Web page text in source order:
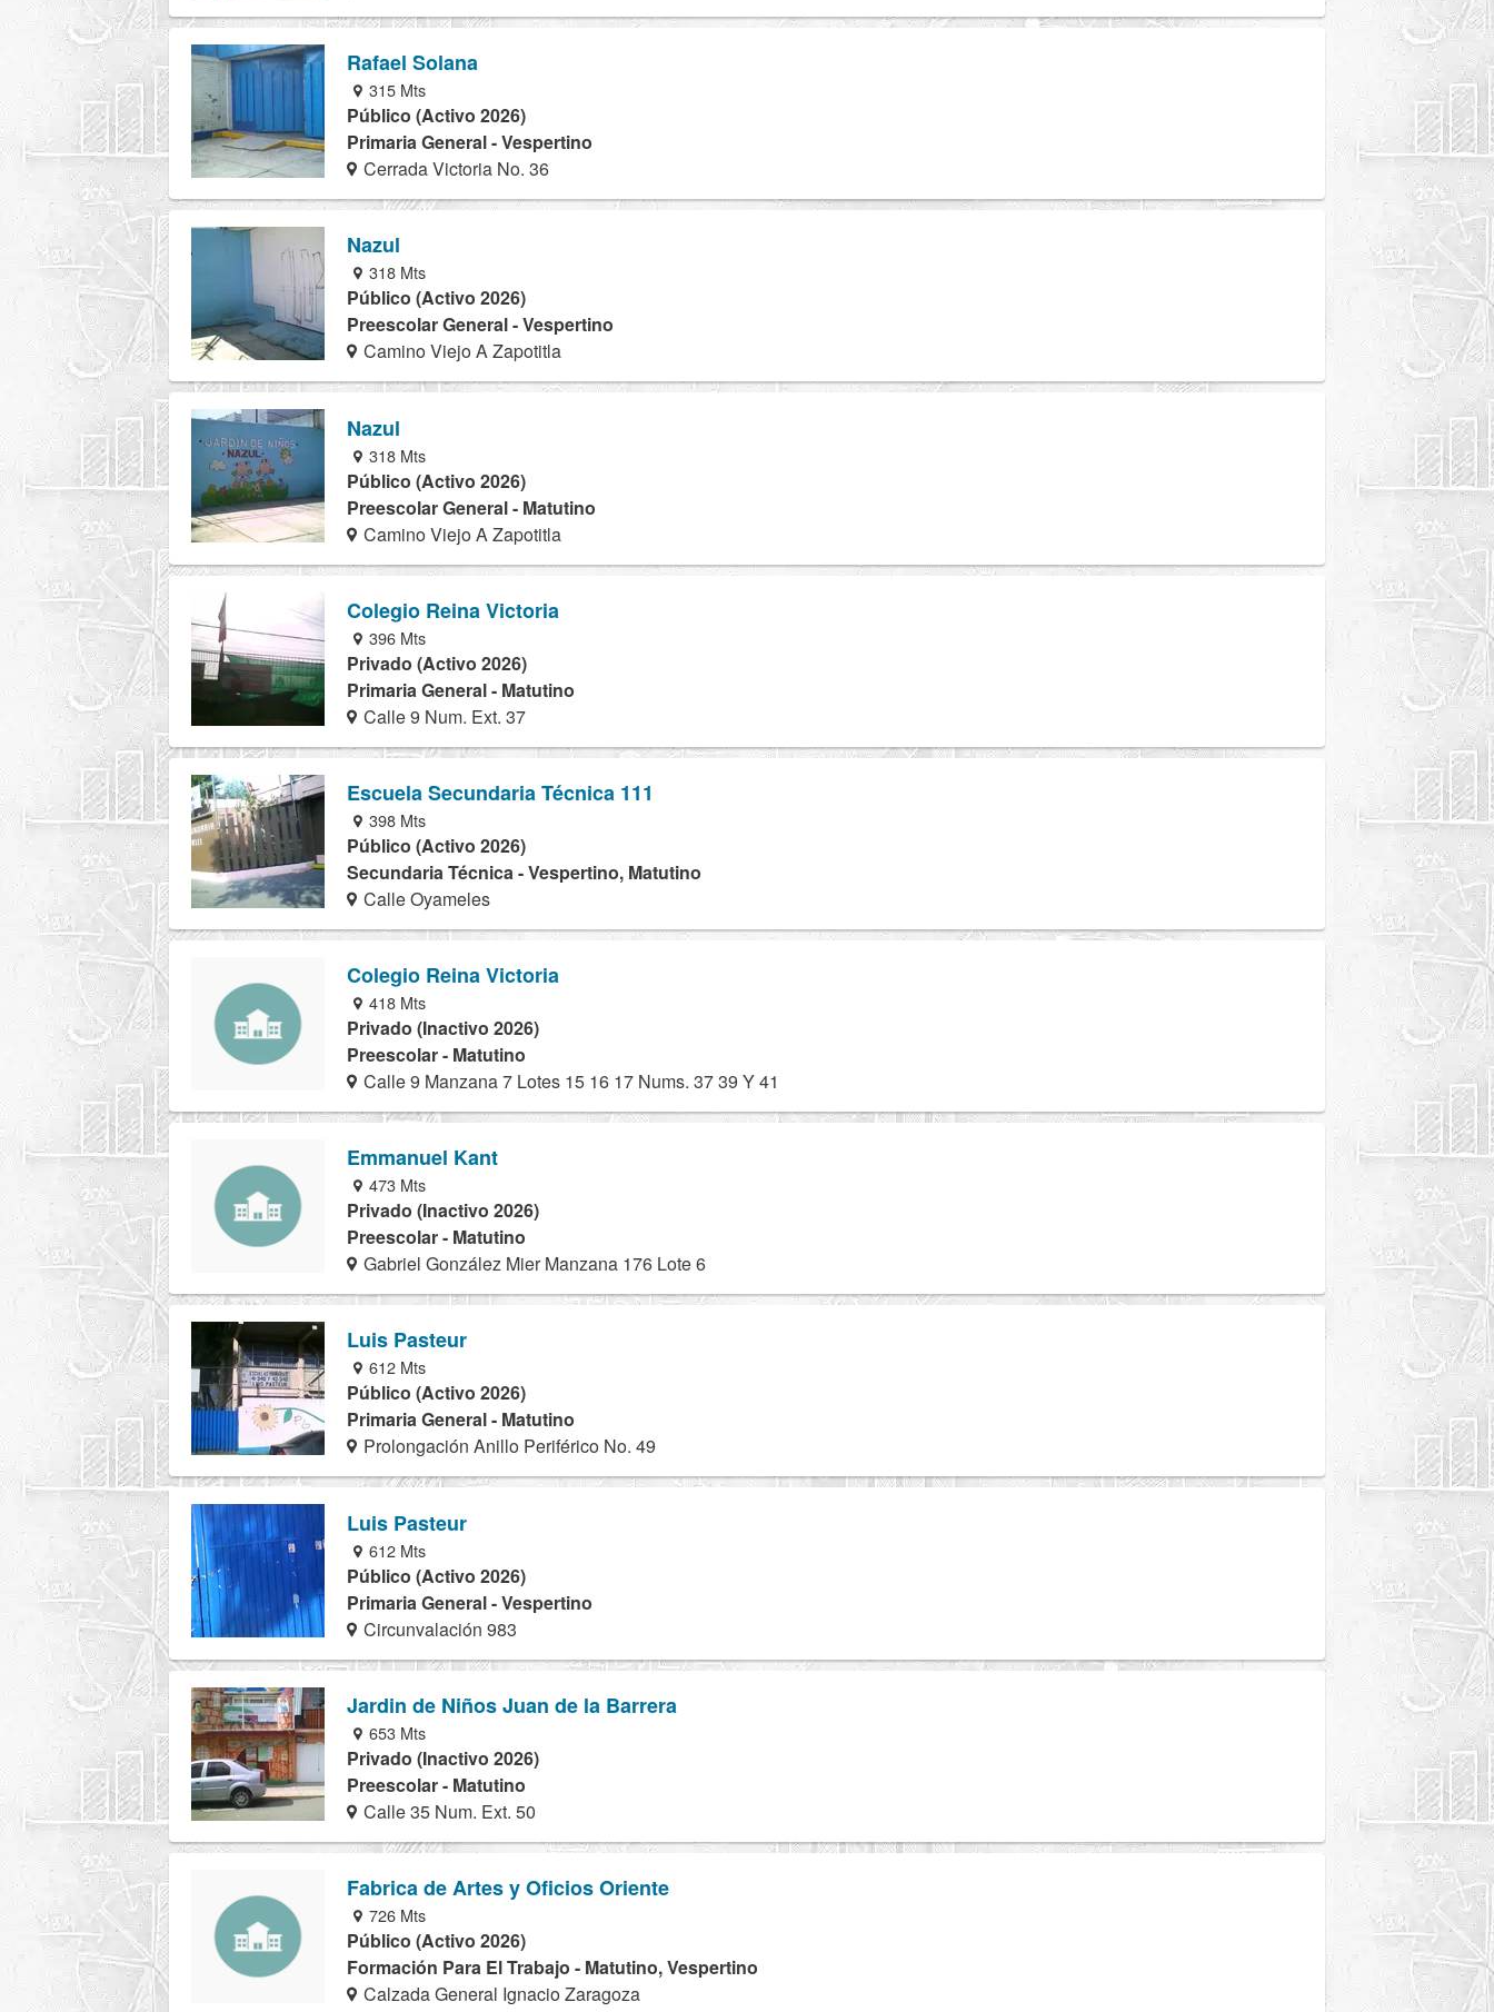
Rafael Solana
315 Mts
Público (Activo 2026)
Primaria General - Vespertino
Cerrada Victoria No. 36
Nazul
318 Mts
Público (Activo 2026)
Preescolar General - Vespertino
Camino Viejo A Zapotitla
Nazul
318 Mts
Público (Activo 2026)
Preescolar General - Matutino
Camino Viejo A Zapotitla
Colegio Reina Victoria
396 Mts
Privado (Activo 2026)
Primaria General - Matutino
Calle 9 Num. Ext. 37
Escuela Secundaria Técnica 111
398 Mts
Público (Activo 2026)
Secundaria Técnica - Vespertino, Matutino
Calle Oyameles
Colegio Reina Victoria
418 Mts
Privado (Inactivo 2026)
Preescolar - Matutino
Calle 9 Manzana 7 Lotes 15 16 17 Nums. 37 39 Y 41
Emmanuel Kant
473 Mts
Privado (Inactivo 2026)
Preescolar - Matutino
Gabriel González Mier Manzana 176 Lote 6
Luis Pasteur
612 Mts
Público (Activo 2026)
Primaria General - Matutino
Prolongación Anillo Periférico No. 49
Luis Pasteur
612 Mts
Público (Activo 2026)
Primaria General - Vespertino
Circunvalación 983
Jardin de Niños Juan de la Barrera
653 Mts
Privado (Inactivo 2026)
Preescolar - Matutino
Calle 35 Num. Ext. 50
Fabrica de Artes y Oficios Oriente
726 Mts
Público (Activo 2026)
Formación Para El Trabajo - Matutino, Vespertino
Calzada General Ignacio Zaragoza